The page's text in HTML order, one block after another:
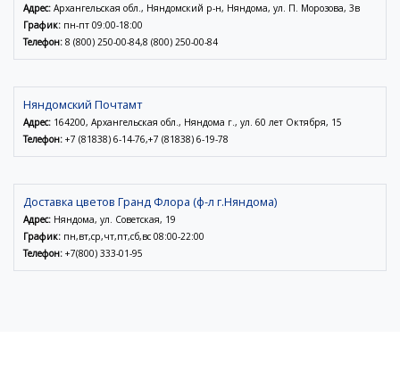
Адрес: Архангельская обл., Няндомский р-н, Няндома, ул. П. Морозова, 3в
График: пн-пт 09:00-18:00
Телефон: 8 (800) 250-00-84,8 (800) 250-00-84
Няндомский Почтамт
Адрес: 164200, Архангельская обл., Няндома г., ул. 60 лет Октября, 15
Телефон: +7 (81838) 6-14-76,+7 (81838) 6-19-78
Доставка цветов Гранд Флора (ф-л г.Няндома)
Адрес: Няндома, ул. Советская, 19
График: пн,вт,ср,чт,пт,сб,вс 08:00-22:00
Телефон: +7(800) 333-01-95